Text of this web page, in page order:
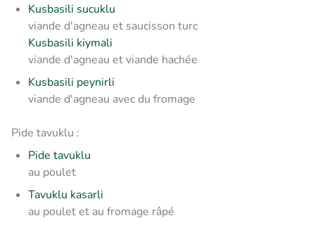
Kusbasili sucuklu
viande d'agneau et saucisson turc
Kusbasili kiymali
viande d'agneau et viande hachée
Kusbasili peynirli
viande d'agneau avec du fromage
Pide tavuklu :
Pide tavuklu
au poulet
Tavuklu kasarli
au poulet et au fromage râpé